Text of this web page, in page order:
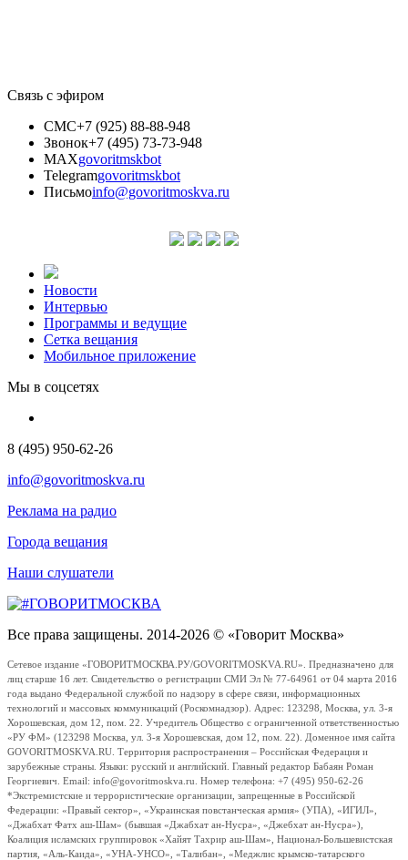
Связь с эфиром
СМС+7 (925) 88-88-948
Звонок+7 (495) 73-73-948
MAXgovoritmskbot
Telegramgovoritmskbot
Письмоinfo@govoritmoskva.ru
Новости
Интервью
Программы и ведущие
Сетка вещания
Мобильное приложение
Мы в соцсетях
8 (495) 950-62-26
info@govoritmoskva.ru
Реклама на радио
Города вещания
Наши слушатели
Все права защищены. 2014-2026 © «Говорит Москва»
Сетевое издание «ГОВОРИТМОСКВА.РУ/GOVORITMOSKVA.RU». Предназначено для
лиц старше 16 лет. Свидетельство о регистрации СМИ Эл № 77-64961 от 04 марта 2016
года выдано Федеральной службой по надзору в сфере связи, информационных
технологий и массовых коммуникаций (Роскомнадзор). Адрес: 123298, Москва, ул. 3-я
Хорошевская, дом 12, пом. 22. Учредитель Общество с ограниченной ответственностью
«РУ ФМ» (123298 Москва, ул. 3-я Хорошевская, дом 12, пом. 22). Доменное имя сайта
GOVORITMOSKVA.RU. Территория распространения – Российская Федерация и
зарубежные страны. Языки: русский и английский. Главный редактор Бабаян Роман
Георгиевич. Email: info@govoritmoskva.ru. Номер телефона: +7 (495) 950-62-26
*Экстремистские и террористические организации, запрещенные в Российской
Федерации: «Правый сектор», «Украинская повстанческая армия» (УПА), «ИГИЛ»,
«Джабхат Фатх аш-Шам» (бывшая «Джабхат ан-Нусра», «Джебхат ан-Нусра»),
Коалиция исламских группировок «Хайят Тахрир аш-Шам», Национал-Большевистская
партия, «Аль-Каида», «УНА-УНСО», «Талибан», «Меджлис крымско-татарского